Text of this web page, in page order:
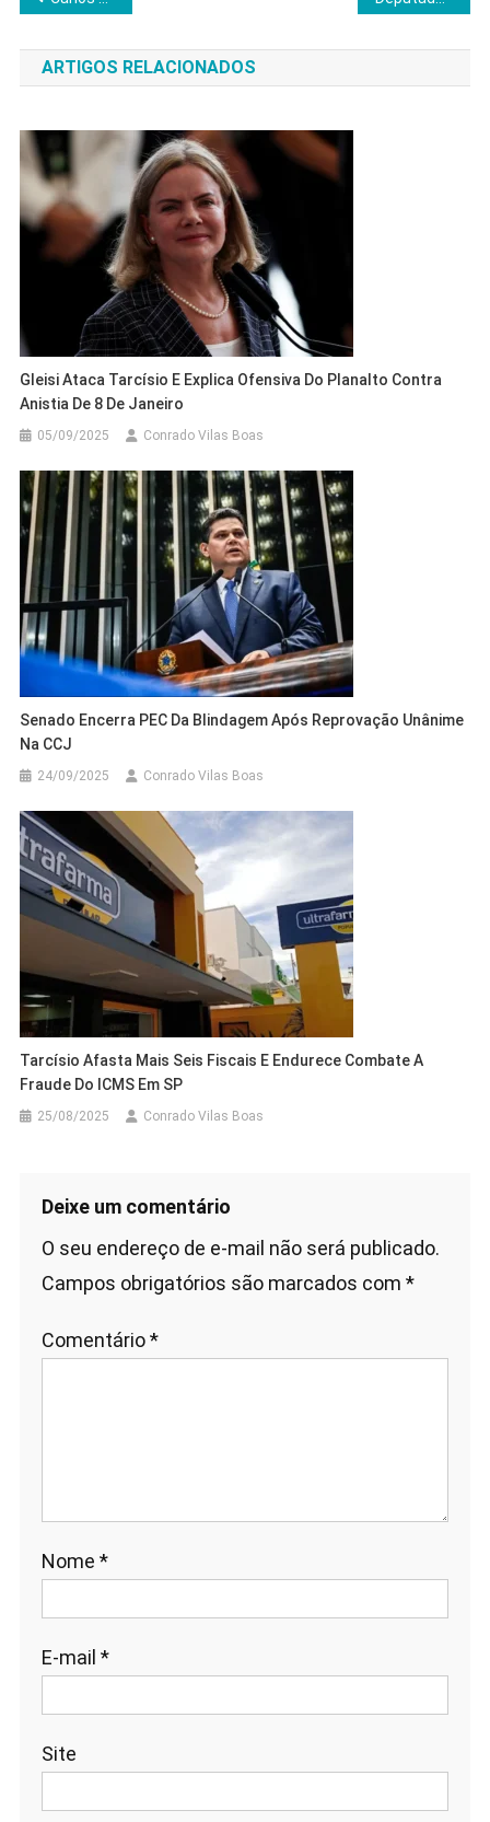
de
Post
ARTIGOS RELACIONADOS
Gleisi Ataca Tarcísio E Explica Ofensiva Do Planalto Contra
Anistia De 8 De Janeiro
05/09/2025 Conrado Vilas Boas
Senado Encerra PEC Da Blindagem Após Reprovação Unânime
Na CCJ
24/09/2025 Conrado Vilas Boas
Tarcísio Afasta Mais Seis Fiscais E Endurece Combate A
Fraude Do ICMS Em SP
25/08/2025 Conrado Vilas Boas
Deixe um comentário
O seu endereço de e-mail não será publicado.
Campos obrigatórios são marcados com *
Comentário*
Nome *
E-mail *
Site